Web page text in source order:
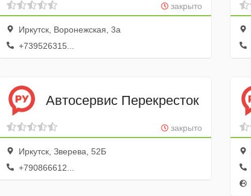
закрыто
Иркутск, Воронежская, 3а
+739526315...
Автосервис Перекресток
закрыто
Иркутск, Зверева, 52Б
+790866612...